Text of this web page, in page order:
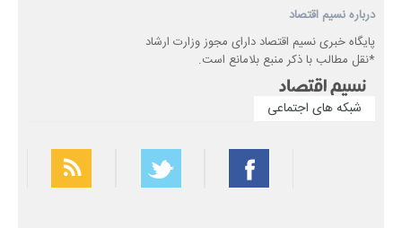
درباره نسیم اقتصاد
پایگاه خبری نسیم اقتصاد دارای مجوز وزارت ارشاد
*نقل مطالب با ذکر منبع بلامانع است.
شبکه های اجتماعی